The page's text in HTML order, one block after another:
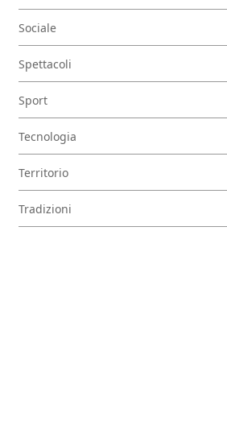
Sociale
Spettacoli
Sport
Tecnologia
Territorio
Tradizioni